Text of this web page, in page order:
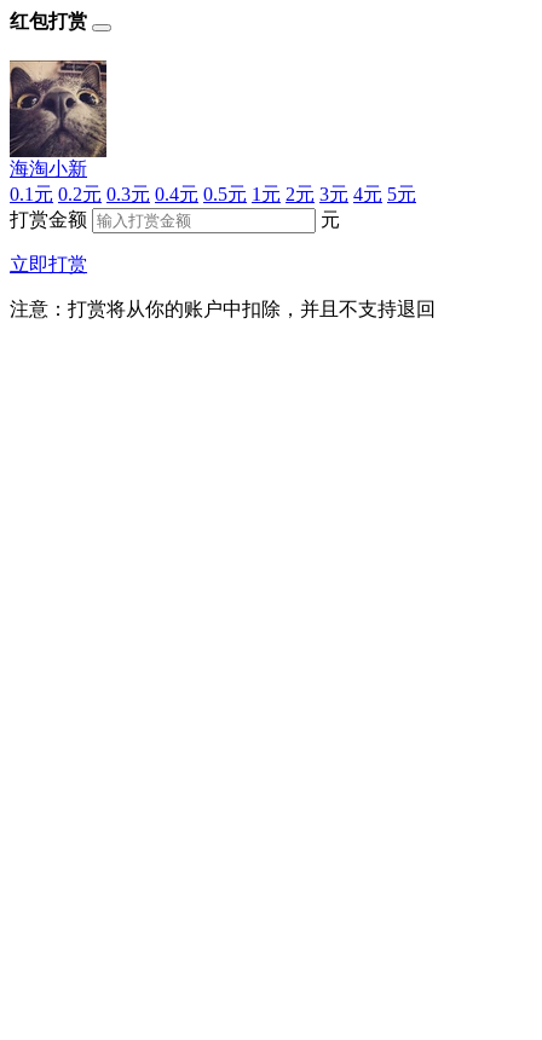
红包打赏
海淘小新
0.1元 0.2元 0.3元 0.4元 0.5元 1元 2元 3元 4元 5元
打赏金额
元
立即打赏
注意：打赏将从你的账户中扣除，并且不支持退回